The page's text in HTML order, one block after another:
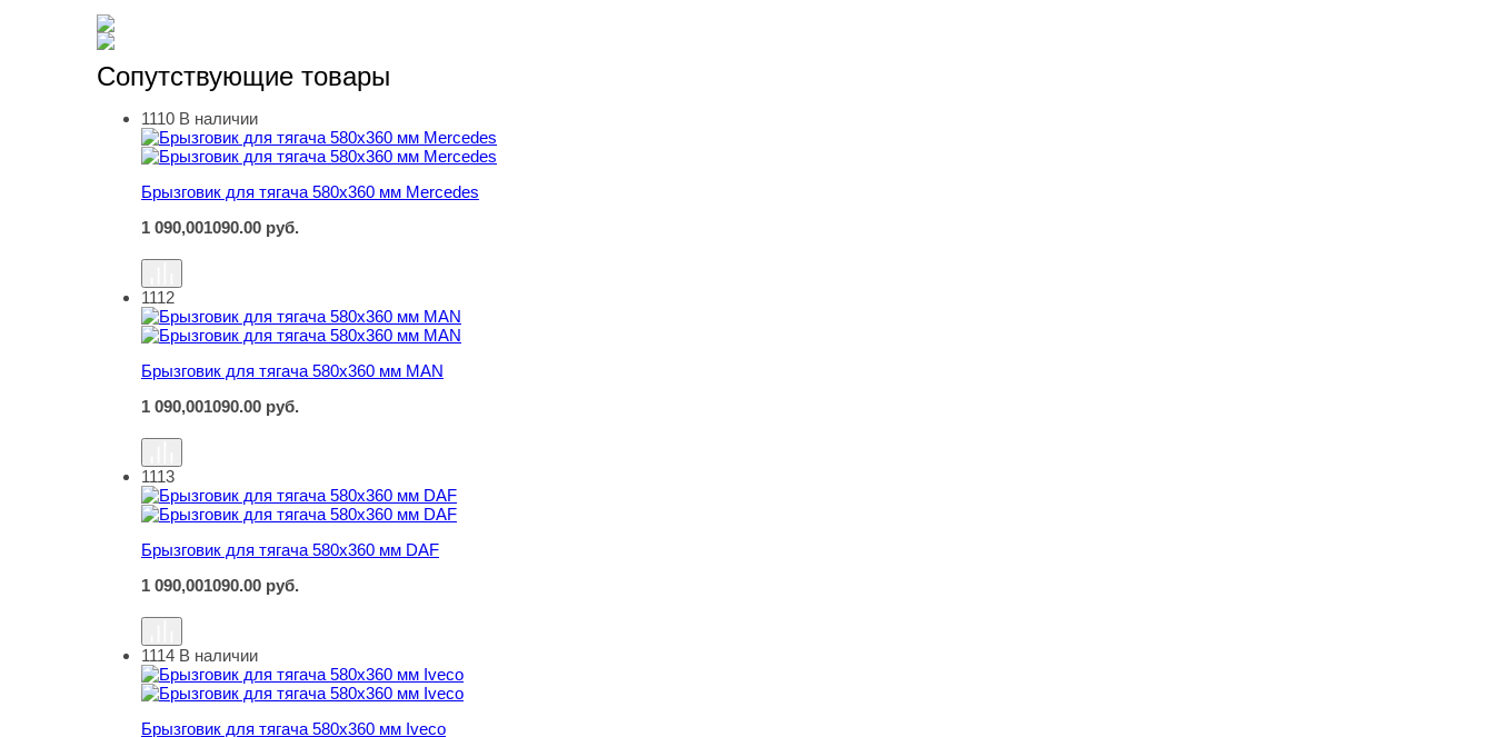
Сопутствующие товары
Брызговик для тягача 580х360 мм Mercedes
1110 В наличии
Брызговик для тягача 580х360 мм Mercedes
1 090,001090.00 руб.
Брызговик для тягача 580х360 мм MAN
1112
Брызговик для тягача 580х360 мм MAN
1 090,001090.00 руб.
Брызговик для тягача 580х360 мм DAF
1113
Брызговик для тягача 580х360 мм DAF
1 090,001090.00 руб.
Брызговик для тягача 580х360 мм Iveco
1114 В наличии
Брызговик для тягача 580х360 мм Iveco